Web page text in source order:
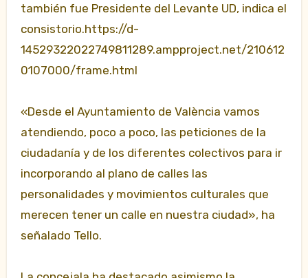
también fue Presidente del Levante UD, indica el
consistorio.https://d-
14529322022749811289.ampproject.net/210612
0107000/frame.html
«Desde el Ayuntamiento de València vamos
atendiendo, poco a poco, las peticiones de la
ciudadanía y de los diferentes colectivos para ir
incorporando al plano de calles las
personalidades y movimientos culturales que
merecen tener un calle en nuestra ciudad», ha
señalado Tello.